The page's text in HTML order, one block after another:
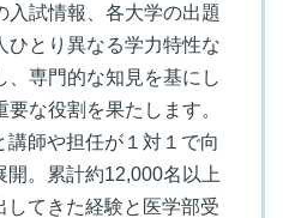
入試情報、各大学の出題
ひとり異なる学力特性な
、専門的な知見を基にし
要な役割を果たします。
講師や担任が１対１で向
開。累計約12,000名以上
てきた経験と医学部受